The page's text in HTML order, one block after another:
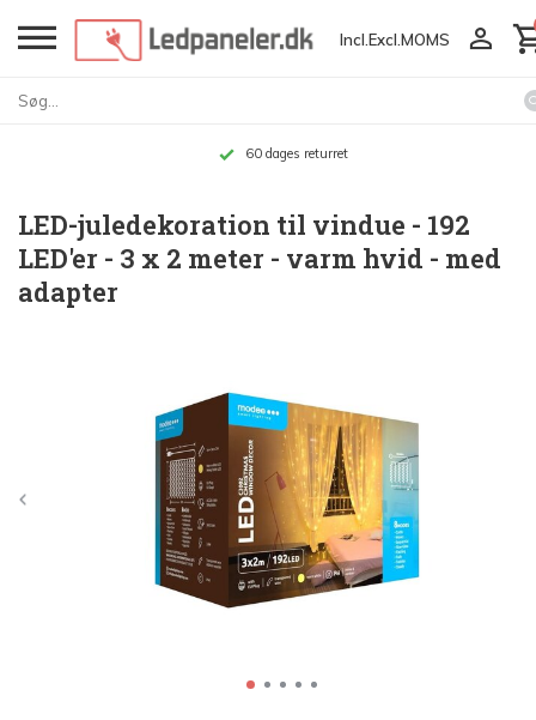
Incl. Excl. MOMS
Op til 10 års garanti
LED-juledekoration til vindue - 192
LED'er - 3 x 2 meter - varm hvid - med
adapter